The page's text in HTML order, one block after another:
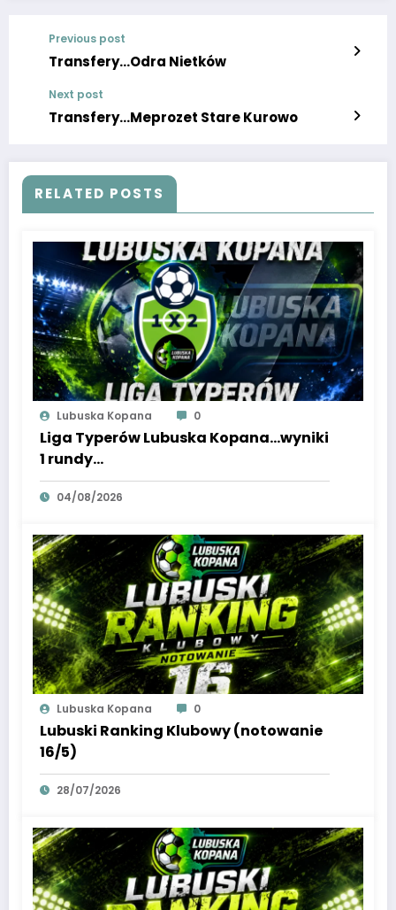
Previous post
Transfery…Odra Nietków
Next post
Transfery…Meprozet Stare Kurowo
RELATED POSTS
Lubuska Kopana 0
Liga Typerów Lubuska Kopana…wyniki
1 rundy…
04/08/2026
Lubuska Kopana 0
Lubuski Ranking Klubowy (notowanie
16/5)
28/07/2026